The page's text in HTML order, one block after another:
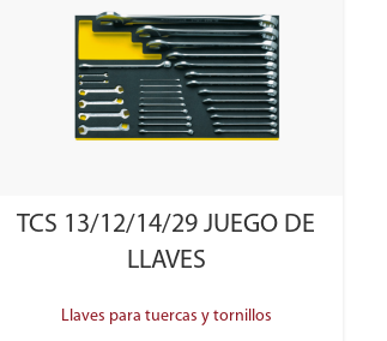
TCS 13/12/14/29 JUEGO DE
LLAVES
Llaves para tuercas y tornillos